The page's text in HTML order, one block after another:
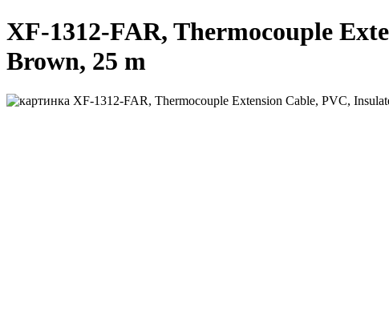
XF-1312-FAR, Thermocouple
Brown, 25 m